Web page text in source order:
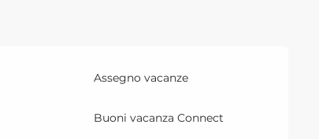
Assegno vacanze
Buoni vacanza Connect